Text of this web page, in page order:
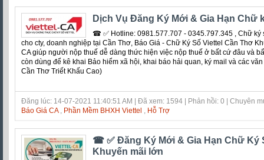
Dịch Vụ Đăng Ký Mới & Gia Hạn Chữ
☎ ✅‎ Hotline: 0981.577.707 - 0345.797.345 , Chữ ký
cho cty, doanh nghiệp tại Cần Thơ, Báo Giá - Chữ Ký Số Viettel Cần Thơ
CA giúp người nộp thuế dễ dàng thức hiện việc nộp thuế ở bất cứ đâu và
còn dùng để kê khai Bảo hiểm xã hội, khai báo hải quan, ký mail và các
Cần Thơ Triết Khấu Cao)
Đăng lúc: 14-07-2021 11:40:51 AM | Đã xem: 1594 | Phản hồi: 0 | Chuyên
Báo Giá CA, Phần Mềm BHXH Viettel Hỗ Trợ
☎ ✅‎ Đăng Ký Mới & Gia Hạn Chữ Ký
Khuyến mãi lớn